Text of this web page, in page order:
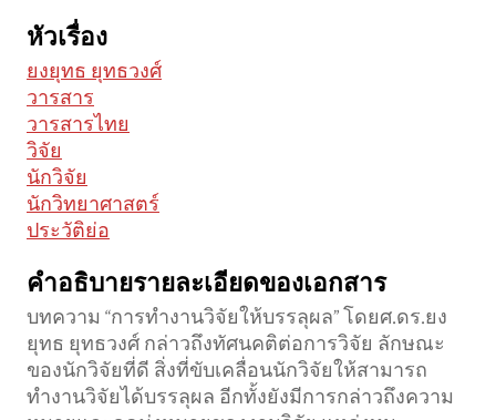
หัวเรื่อง
ยงยุทธ ยุทธวงศ์
วารสาร
วารสารไทย
วิจัย
นักวิจัย
นักวิทยาศาสตร์
ประวัติย่อ
คำอธิบายรายละเอียดของเอกสาร
บทความ “การทำงานวิจัยให้บรรลุผล” โดยศ.ดร.ยง
ยุทธ ยุทธวงศ์ กล่าวถึงทัศนคติต่อการวิจัย ลักษณะ
ของนักวิจัยที่ดี สิ่งที่ขับเคลื่อนนักวิจัยให้สามารถ
ทำงานวิจัยได้บรรลุผล อีกทั้งยังมีการกล่าวถึงความ